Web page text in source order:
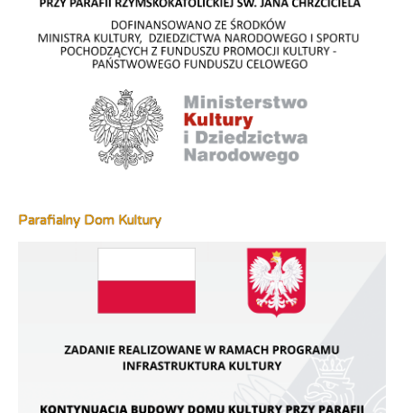
Parafialny Dom Kultury